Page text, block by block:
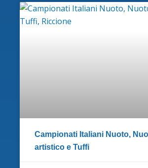
Campionati Italiani Nuoto,
artistico e Tuffi